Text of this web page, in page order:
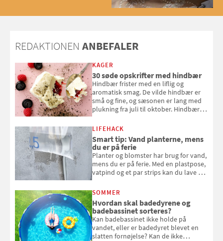
REDAKTIONEN ANBEFALER
KAGER
30 søde opskrifter med hindbær
Hindbær frister med en liflig og
aromatisk smag. De vilde hindbær er
små og fine, og sæsonen er lang med
plukning fra juli til oktober. Hindbær
kan bruge dine hindbær i alt fra
bagværk og salater til is og syltning.
LIFEHACK
Smart tip: Vand planterne, mens
du er på ferie
Planter og blomster har brug for vand,
mens du er på ferie. Med en plastpose,
vatpind og et par strips kan du lave dit
at bede naboen om at vande eller
komme hjem til døde planter
SOMMER
Hvordan skal badedyrene og
badebassinet sorteres?
Kan badebassinet ikke holde på
vandet, eller er badedyret blevet en
slatten fornøjelse? Kan de ikke